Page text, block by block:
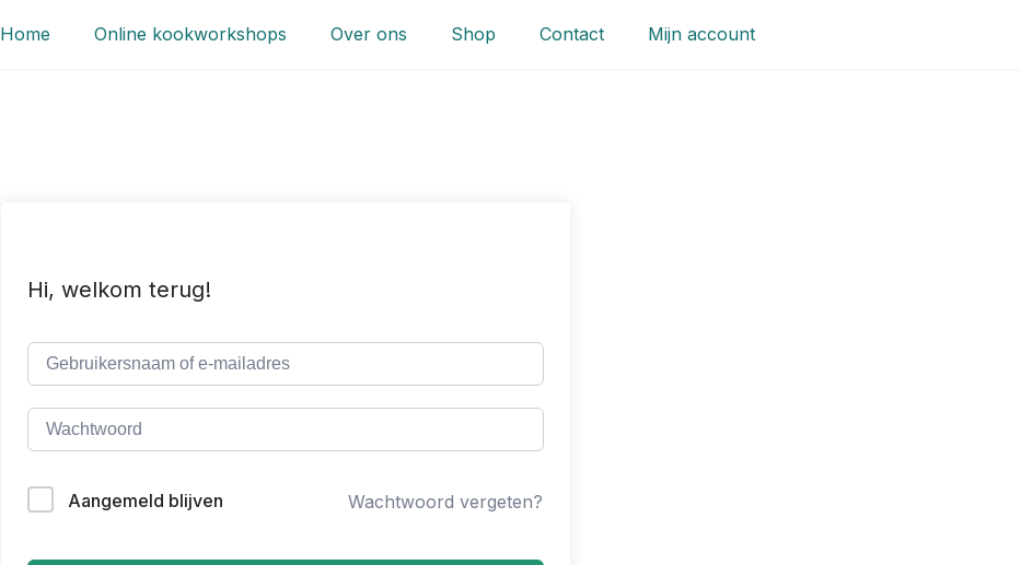
Home Online kookworkshops Over ons Shop Contact Mijn account
Hi, welkom terug!
Aangemeld blijven Wachtwoord vergeten?